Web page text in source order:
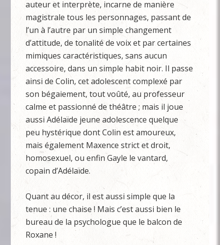
auteur et interprète, incarne de manière
magistrale tous les personnages, passant de
l’un à l’autre par un simple changement
d’attitude, de tonalité de voix et par certaines
mimiques caractéristiques, sans aucun
accessoire, dans un simple habit noir. Il passe
ainsi de Colin, cet adolescent complexé par
son bégaiement, tout voûté, au professeur
calme et passionné de théâtre ; mais il joue
aussi Adélaïde jeune adolescence quelque
peu hystérique dont Colin est amoureux,
mais également Maxence strict et droit,
homosexuel, ou enfin Gayle le vantard,
copain d’Adélaïde.
Quant au décor, il est aussi simple que la
tenue : une chaise ! Mais c’est aussi bien le
bureau de la psychologue que le balcon de
Roxane !